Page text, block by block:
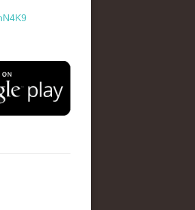
app-store.png